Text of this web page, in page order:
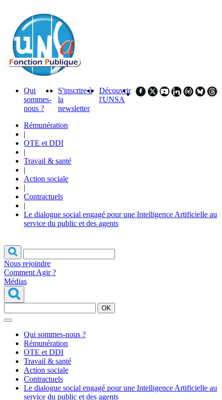
Qui
sommes-
nous ?
S'inscrire à
la
newsletter
Découvrir
l'UNSA
Rémunération
|
OTE et DDI
|
Travail & santé
|
Action sociale
|
Contractuels
|
Le dialogue social engagé pour une Intelligence Artificielle au
service du public et des agents
Nous rejoindre
Comment Agir ?
Médias
OK
Qui sommes-nous ?
Rémunération
OTE et DDI
Travail & santé
Action sociale
Contractuels
Le dialogue social engagé pour une Intelligence Artificielle au
service du public et des agents